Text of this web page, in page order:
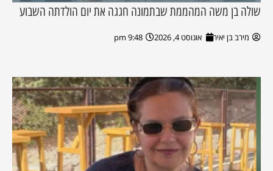
שולה בן משה המהממת שבתמונה חגגה את יום הולדתה השבוע
מירב בן יאיר אוגוסט 4, 2026 9:48 pm